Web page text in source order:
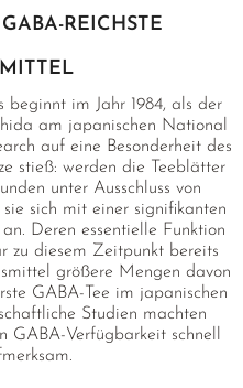
REICHSTE
beginnt im Jahr 1984, als der
am japanischen National
auf eine Besonderheit des
stieß: werden die Teeblätter
unter Ausschluss von
sich mit einer signifikanten
Deren essentielle Funktion
zu diesem Zeitpunkt bereits
größere Mengen davon
GABA-Tee im japanischen
Studien machten
Verfügbarkeit schnell